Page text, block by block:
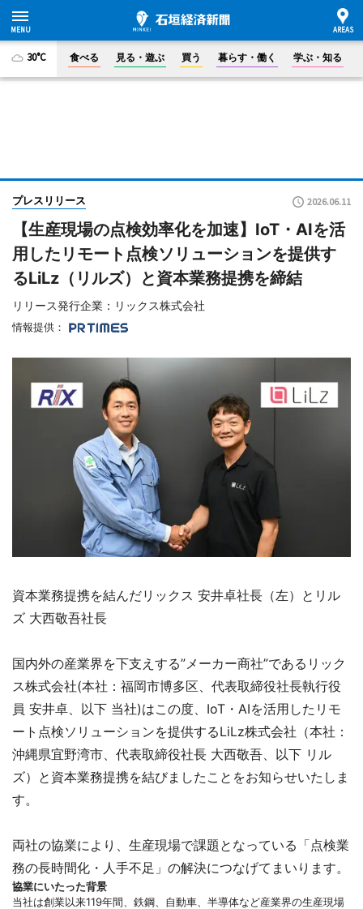
30°C 食べる 見る・遊ぶ 買う 暮らす・働く 学ぶ・知る
プレスリリース 2026.06.11
【生産現場の点検効率化を加速】IoT・AIを活
用したリモート点検ソリューションを提供す
るLiLz（リルズ）と資本業務提携を締結
リリース発行企業：リックス株式会社
情報提供：
資本業務提携を結んだリックス 安井卓社長（左）とリル
ズ 大西敬吾社長
国内外の産業界を下支えする”メーカー商社”であるリック
ス株式会社(本社：福岡市博多区、代表取締役社長執行役
員 安井卓、以下 当社)はこの度、IoT・AIを活用したリモ
ート点検ソリューションを提供するLiLz株式会社（本社：
沖縄県宜野湾市、代表取締役社長 大西敬吾、以下 リル
ズ）と資本業務提携を結びましたことをお知らせいたしま
す。
両社の協業により、生産現場で課題となっている「点検業
務の長時間化・人手不足」の解決につなげてまいります。
協業にいたった背景
当社は創業以来119年間、鉄鋼、自動車、半導体など産業界の生産現場